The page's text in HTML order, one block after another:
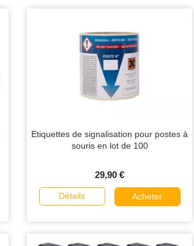
Etiquettes de signalisation pour postes à
souris en lot de 100
29,90 €
Détails Acheter